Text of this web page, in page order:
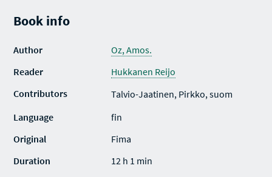
Book info
Author
Oz, Amos.
Reader
Hukkanen Reijo
Contributors
Talvio-Jaatinen, Pirkko, suom
Language
fin
Original
Fima
Duration
12 h 1 min